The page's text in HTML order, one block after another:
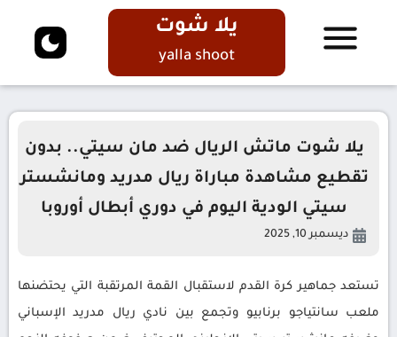
يلا شوت
yalla shoot
يلا شوت ماتش الريال ضد مان سيتي.. بدون
تقطيع مشاهدة مباراة ريال مدريد ومانشستر
سيتي الودية اليوم في دوري أبطال أوروبا
ديسمبر 10, 2025
تستعد جماهير كرة القدم لاستقبال القمة المرتقبة التي يحتضنها
ملعب سانتياجو برنابيو وتجمع بين نادي ريال مدريد الإسباني